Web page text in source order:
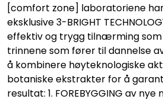
[comfort zone] laboratoriene
eksklusive 3-BRIGHT
effektiv og trygg tilnærming
trinnene som fører til dannelse
å kombinere høyteknologiske
botaniske ekstrakter for å
resultat: 1. FOREBYGGING av